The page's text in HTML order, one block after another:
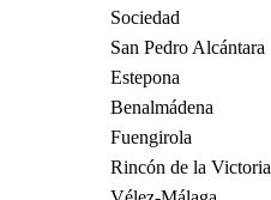
Sociedad
San Pedro Alcántara
Estepona
Benalmádena
Fuengirola
Rincón de la Victoria